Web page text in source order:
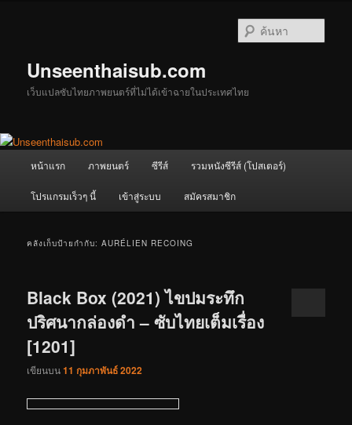
Unseenthaisub.com
เว็บแปลซับไทยภาพยนตร์ที่ไม่ได้เข้าฉายในประเทศไทย
หน้าแรก ภาพยนตร์ ซีรีส์ รวมหนังซีรีส์ (โปสเตอร์)
โปรแกรมเร็วๆ นี้ เข้าสู่ระบบ สมัครสมาชิก
คลังเก็บป้ายกำกับ:AURÉLIEN RECOING
Black Box (2021) ไขปมระทึก
ปริศนากล่องดำ – ซับไทยเต็มเรื่อง
[1201]
เขียนบน11 กุมภาพันธ์ 2022